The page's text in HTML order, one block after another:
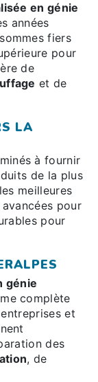
en génie
années
fiers
pour
de
et de
LA
à fournir
de la plus
meilleures
pour
pour
génie
complète
et
des
, de